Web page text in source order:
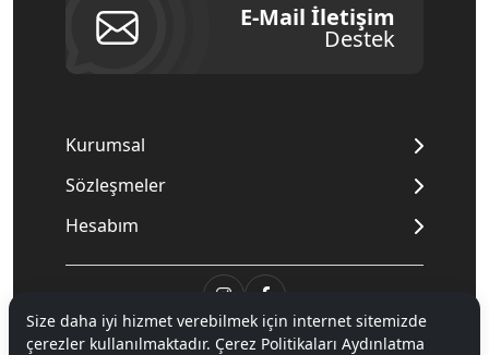
E-Mail İletişim
Destek
Kurumsal
Sözleşmeler
Hesabım
© 2020Mnpc. Tüm hakları saklıdır.
Size daha iyi hizmet verebilmek için internet sitemizde
çerezler kullanılmaktadır. Çerez Politikaları Aydınlatma